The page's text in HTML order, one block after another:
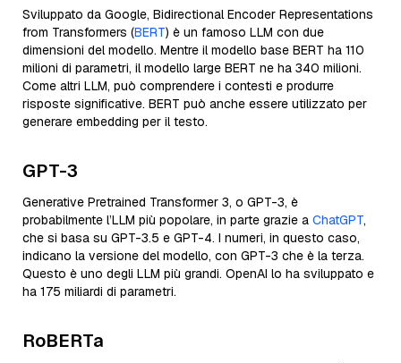
Sviluppato da Google, Bidirectional Encoder Representations
from Transformers (BERT) è un famoso LLM con due
dimensioni del modello. Mentre il modello base BERT ha 110
milioni di parametri, il modello large BERT ne ha 340 milioni.
Come altri LLM, può comprendere i contesti e produrre
risposte significative. BERT può anche essere utilizzato per
generare embedding per il testo.
GPT-3
Generative Pretrained Transformer 3, o GPT-3, è
probabilmente l’LLM più popolare, in parte grazie a ChatGPT,
che si basa su GPT-3.5 e GPT-4. I numeri, in questo caso,
indicano la versione del modello, con GPT-3 che è la terza.
Questo è uno degli LLM più grandi. OpenAI lo ha sviluppato e
ha 175 miliardi di parametri.
RoBERTa